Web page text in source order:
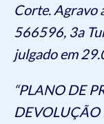
Corte. Agravo
566596, 3a
julgado em
“PLANO DE
DEVOLUÇÃO